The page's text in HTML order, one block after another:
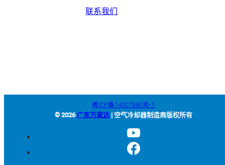
联系我们
粤ICP备14007880号-1
© 2026广东万家达| 空气冷却器制造商版权所有